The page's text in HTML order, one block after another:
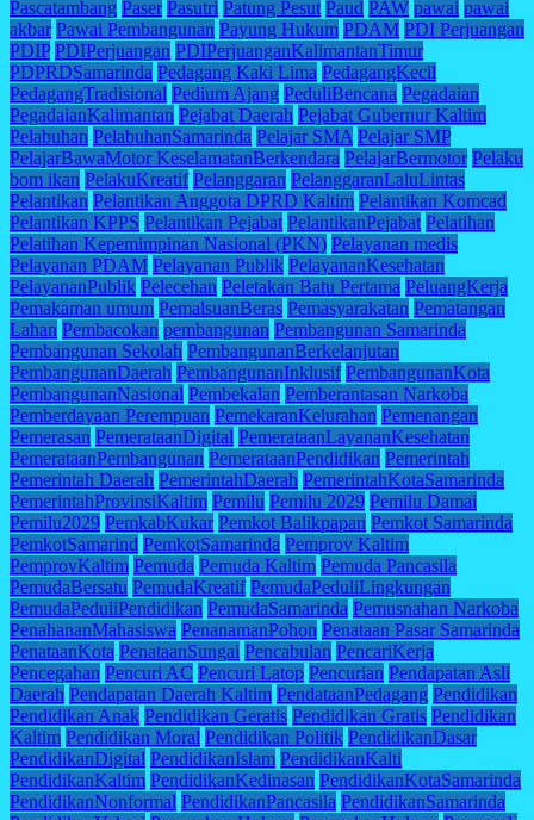
Pascatambang Paser Pasutri Patung Pesut Paud PAW pawai pawai
akbar Pawai Pembangunan Payung Hukum PDAM PDI Perjuangan
PDIP PDIPerjuangan PDIPerjuanganKalimantanTimur
PDPRDSamarinda Pedagang Kaki Lima PedagangKecil
PedagangTradisional Pedium Ajang PeduliBencana Pegadaian
PegadaianKalimantan Pejabat Daerah Pejabat Gubernur Kaltim
Pelabuhan PelabuhanSamarinda Pelajar SMA Pelajar SMP
PelajarBawaMotor KeselamatanBerkendara PelajarBermotor Pelaku
bom ikan PelakuKreatif Pelanggaran PelanggaranLaluLintas
Pelantikan Pelantikan Anggota DPRD Kaltim Pelantikan Komcad
Pelantikan KPPS Pelantikan Pejabat PelantikanPejabat Pelatihan
Pelatihan Kepemimpinan Nasional (PKN) Pelayanan medis
Pelayanan PDAM Pelayanan Publik PelayananKesehatan
PelayananPublik Pelecehan Peletakan Batu Pertama PeluangKerja
Pemakaman umum PemalsuanBeras Pemasyarakatan Pematangan
Lahan Pembacokan pembangunan Pembangunan Samarinda
Pembangunan Sekolah PembangunanBerkelanjutan
PembangunanDaerah PembangunanInklusif PembangunanKota
PembangunanNasional Pembekalan Pemberantasan Narkoba
Pemberdayaan Perempuan PemekaranKelurahan Pemenangan
Pemerasan PemerataanDigital PemerataanLayananKesehatan
PemerataanPembangunan PemerataanPendidikan Pemerintah
Pemerintah Daerah PemerintahDaerah PemerintahKotaSamarinda
PemerintahProvinsiKaltim Pemilu Pemilu 2029 Pemilu Damai
Pemilu2029 PemkabKukar Pemkot Balikpapan Pemkot Samarinda
PemkotSamarind PemkotSamarinda Pemprov Kaltim
PemprovKaltim Pemuda Pemuda Kaltim Pemuda Pancasila
PemudaBersatu PemudaKreatif PemudaPeduliLingkungan
PemudaPeduliPendidikan PemudaSamarinda Pemusnahan Narkoba
PenahananMahasiswa PenanamanPohon Penataan Pasar Samarinda
PenataanKota PenataanSungai Pencabulan PencariKerja
Pencegahan Pencuri AC Pencuri Latop Pencurian Pendapatan Asli
Daerah Pendapatan Daerah Kaltim PendataanPedagang Pendidikan
Pendidikan Anak Pendidikan Geratis Pendidikan Gratis Pendidikan
Kaltim Pendidikan Moral Pendidikan Politik PendidikanDasar
PendidikanDigital PendidikanIslam PendidikanKalti
PendidikanKaltim PendidikanKedinasan PendidikanKotaSamarinda
PendidikanNonformal PendidikanPancasila PendidikanSamarinda